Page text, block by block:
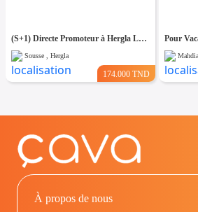
(S+1) Directe Promoteur à Hergla Lotissement AFH
Sousse , Hergla
174.000 TND
À propos de nous